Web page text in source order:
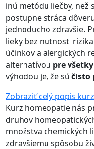
inú metódu liečby, než
postupne stráca
jednoducho zdravšie.
lieky bez nutnosti
účinkov a alergických
alternatívou pre
výhodou je, že sú čisto
Zobraziť celý popis
Kurz homeopatie nás
druhov
množstva chemických
zdravšiemu spôsobu